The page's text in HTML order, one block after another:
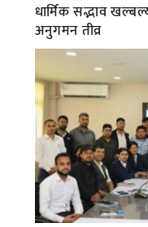
धार्मिक सद्भाव
अनुगमन तीव्र